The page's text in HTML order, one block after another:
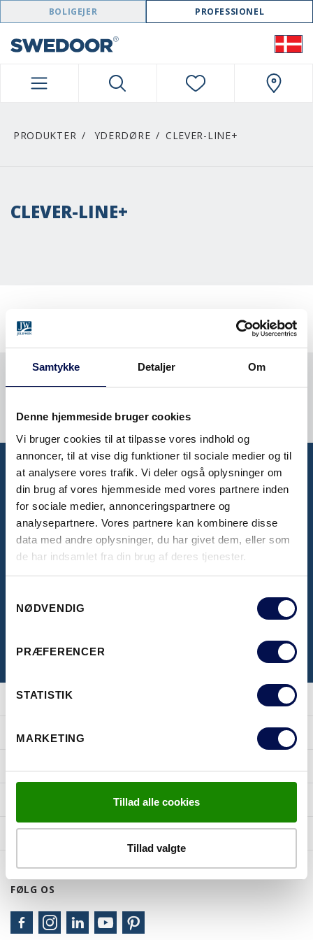
Samtykke Detaljer Om
Denne hjemmeside bruger cookies
Vi bruger cookies til at tilpasse vores indhold og
annoncer, til at vise dig funktioner til sociale medier og til
at analysere vores trafik. Vi deler også oplysninger om
din brug af vores hjemmeside med vores partnere inden
for sociale medier, annonceringspartnere og
analysepartnere. Vores partnere kan kombinere disse
data med andre oplysninger, du har givet dem, eller som
de har indsamlet fra din brug af deres tjenester.
NØDVENDIG
PRÆFERENCER
STATISTIK
MARKETING
Tillad alle cookies
Tillad valgte
SWEDOOR NAVIGATION
BOLIGEJER PROFESSIONEL
PRODUKTER YDERDØRE CLEVER-LINE+
CLEVER-LINE+
PRODUKTER
JELD-WEN
FØLG OS
BROCHURER OG PRISLISTER
Her kan du se vores inspirerende brochurer,
samt se seneste prislister